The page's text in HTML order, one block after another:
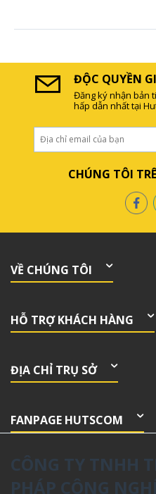
ĐỘC QUYỀN
Đăng ký nhận bản
hấp dẫn nhất tại
CHÚNG TÔI
VỀ CHÚNG TÔI
HỖ TRỢ KHÁCH HÀNG
ĐỊA CHỈ TRỤ SỞ
FANPAGE HUTSCOM
CÔNG TY TNHH
PHÁP CÔNG